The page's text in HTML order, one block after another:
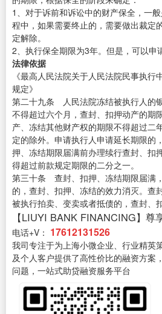
1、对于诉前和诉讼中的财产保全，一
程中，如果需要终止的，需要做出裁定
定解除。
2、执行保全期限为3年。但是，可以申
法律依据
《最高人民法院关于人民法院民事执行
规定》
第二十九条 人民法院冻结被执行人的
不得超过六个月，查封、扣押动产的期
产、冻结其他财产权的期限不得超过二
定的除外。申请执行人申请延长期限的
押、冻结期限届满前办理续行查封、扣
得超过前款规定期限的二分之一。
第三十条 查封、扣押、冻结期限届满
的，查封、扣押、冻结的效力消灭。查
被执行拍卖、变卖或者抵债的，查封、
【LIUYI BANK FINANCING】尊
电话+V： 17612131526
我司专注于为上海小微企业、行业精英
及个人客户提供了高性价比的融资方案
问题，一站式助贷融资服务平台